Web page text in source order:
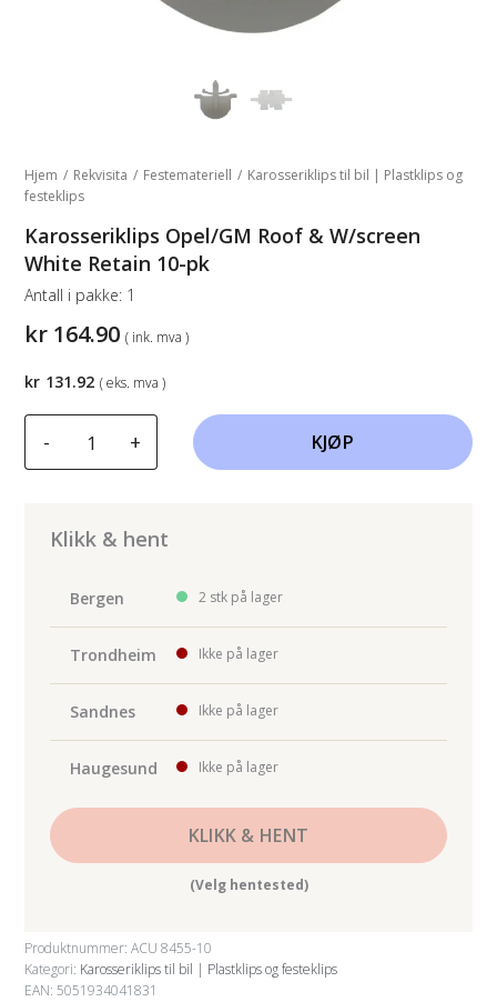
Hjem / Rekvisita / Festemateriell / Karosseriklips til bil | Plastklips og
festeklips
Karosseriklips Opel/GM Roof & W/screen
White Retain 10-pk
kr 164.90 ( ink. mva )
Antall i pakke: 1
-
Opel/GM
W/screen
Retain
10-
antall
+ KJØP
Klikk & hent
Bergen 2 stk på lager
Trondheim Ikke på lager
Sandnes Ikke på lager
Haugesund Ikke på lager
KLIKK & HENT
(Velg hentested)
Produktnummer:ACU 8455-10
Kategori: Karosseriklips til bil | Plastklips og festeklips
EAN: 5051934041831
kr 131.92 ( eks. mva )